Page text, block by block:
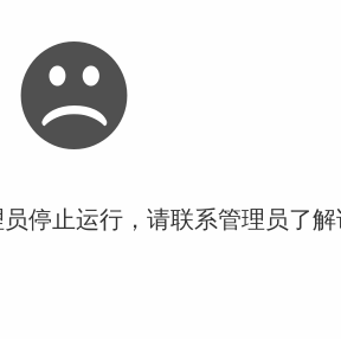
停止运行，请联系管理员了